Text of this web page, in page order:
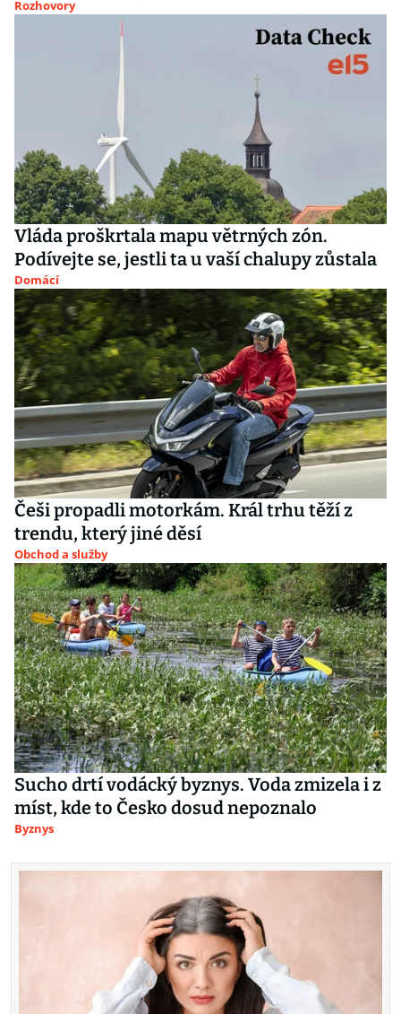
Rozhovory
Vláda proškrtala mapu větrných zón.
Podívejte se, jestli ta u vaší chalupy zůstala
Domácí
Češi propadli motorkám. Král trhu těží z
trendu, který jiné děsí
Obchod a služby
Sucho drtí vodácký byznys. Voda zmizela i z
míst, kde to Česko dosud nepoznalo
Byznys